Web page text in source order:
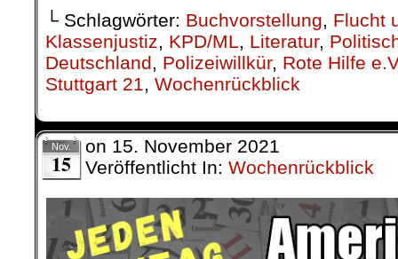
└ Schlagwörter: Buchvorstellung
Flucht
Klassenjustiz
KPD/ML Literatur,
Deutschland
Polizeiwillkür, Rote Hilfe
Stuttgart 21
Wochenrückblick
Nov.
15
on 15. November 2021
Veröffentlicht In: Wochenrückblick